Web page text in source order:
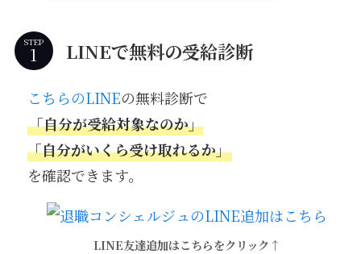
STEP LINEで無料の受給診断
こちらのLINEの無料診断で
「自分が受給対象なのか」
「自分がいくら受け取れるか」
を確認できます。
LINE友達追加はこちらをクリック↑